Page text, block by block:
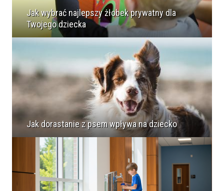
Jak wybrać najlepszy żłobek prywatny dla
Twojego dziecka
Jak dorastanie z psem wpływa na dziecko